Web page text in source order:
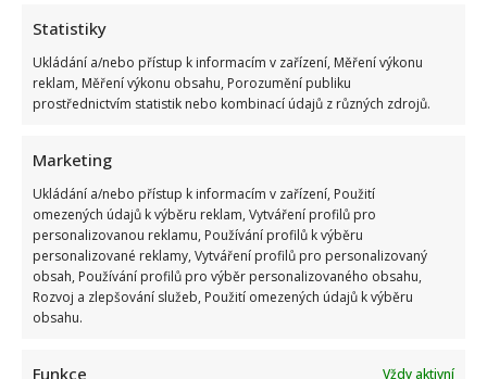
Statistiky
Ukládání a/nebo přístup k informacím v zařízení, Měření výkonu
reklam, Měření výkonu obsahu, Porozumění publiku
prostřednictvím statistik nebo kombinací údajů z různých zdrojů.
Marketing
Ukládání a/nebo přístup k informacím v zařízení, Použití
omezených údajů k výběru reklam, Vytváření profilů pro
personalizovanou reklamu, Používání profilů k výběru
personalizované reklamy, Vytváření profilů pro personalizovaný
obsah, Používání profilů pro výběr personalizovaného obsahu,
Rozvoj a zlepšování služeb, Použití omezených údajů k výběru
obsahu.
Funkce
Vždy aktivní
Vtip na adresu Tomia Okamury nepadl na úrodnou půdu:
Test znalostí pro Husákovy děti: 10 otázek o životě za